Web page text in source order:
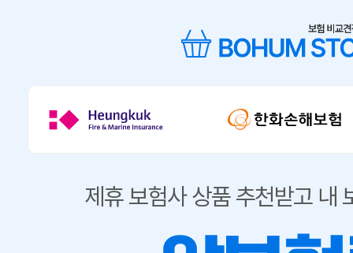
제휴 보험사 상품 추천받고 내